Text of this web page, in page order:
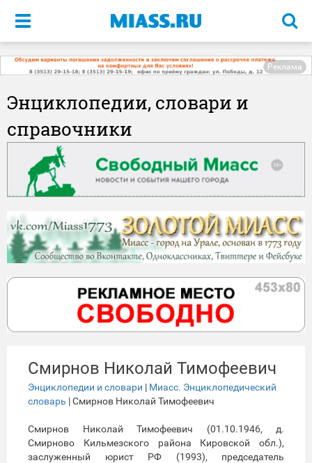
Меню
Реклама
Энциклопедии, словари и
справочники
Смирнов Николай Тимофеевич
Энциклопедии и словари | Миасс. Энциклопедический
словарь | Смирнов Николай Тимофеевич
Смирнов Николай Тимофеевич (01.10.1946, д.
Смирново Кильмезского района Кировской обл.),
заслуженный юрист РФ (1993), председатель